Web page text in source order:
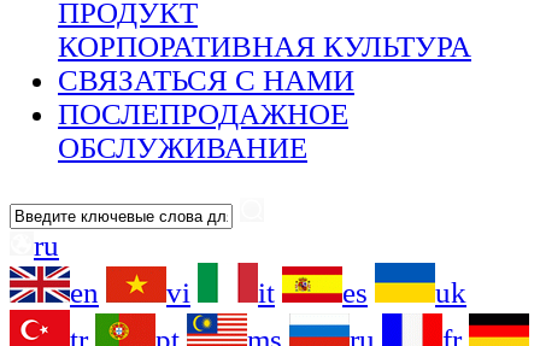
ПРОДУКТ
КОРПОРАТИВНАЯ КУЛЬТУРА
СВЯЗАТЬСЯ С НАМИ
ПОСЛЕПРОДАЖНОЕ
ОБСЛУЖИВАНИЕ
ru
en
vi it es
uk
tr
pt ms ru
fr